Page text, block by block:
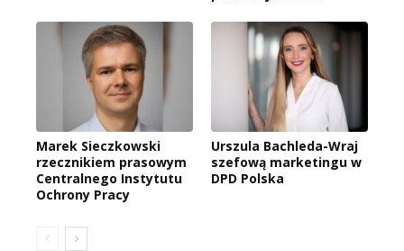
Marek Sieczkowski
rzecznikiem prasowym
Centralnego Instytutu
Ochrony Pracy
Urszula Bachleda-Wraj
szefową marketingu w
DPD Polska